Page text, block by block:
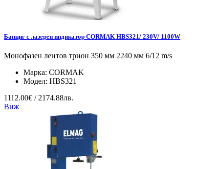
Банциг с лазерен индикатор CORMAK HBS321/ 230V/ 1100W
Монофазен лентов трион 350 мм 2240 мм 6/12 m/s
Марка: CORMAK
Модел: HBS321
1112.00€ / 2174.88лв.
Виж